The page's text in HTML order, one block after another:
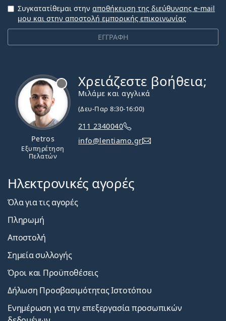
ΕΓΓΡΑΦΗ
Συγκατατίθεμαι στην αποθήκευση της διεύθυνσης e-mail
μου και στην αποστολή εμπορικής επικοινωνίας
Petros
Εξυπηρέτηση
Πελατών
Χρειάζεστε βοήθεια;
Μιλάμε και αγγλικά
(Δευ-Παρ 8:30-16:00)
211 2340040
info@lentiamo.gr
Ηλεκτρονικές αγορές
Όλα για τις αγορές
Πληρωμή
Αποστολή
Σημεία συλλογής
Όροι και Προϋποθέσεις
Δήλωση Προσβασιμότητας Ιστοτόπου
Ενημέρωση για την επεξεργασία προσωπικών